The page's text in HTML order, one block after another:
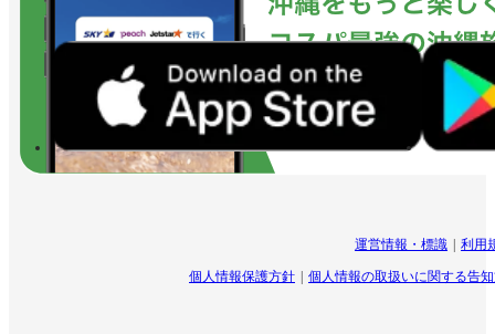
運営情報・標識 利用
個人情報保護方針 個人情報の取扱いに関する告